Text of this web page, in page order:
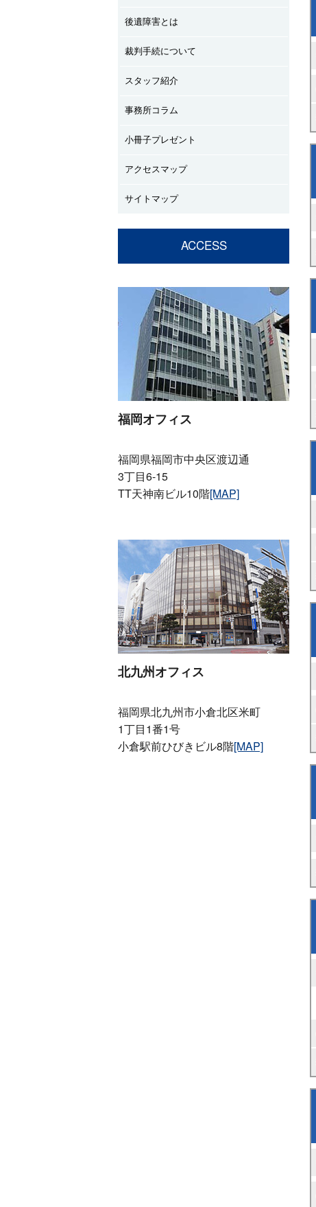
後遺障害とは
裁判手続について
スタッフ紹介
事務所コラム
小冊子プレゼント
アクセスマップ
サイトマップ
ACCESS
福岡オフィス
福岡県福岡市中央区渡辺通
3丁目6-15
TT天神南ビル10階[MAP]
北九州オフィス
福岡県北九州市小倉北区米町
1丁目1番1号
小倉駅前ひびきビル8階[MAP]